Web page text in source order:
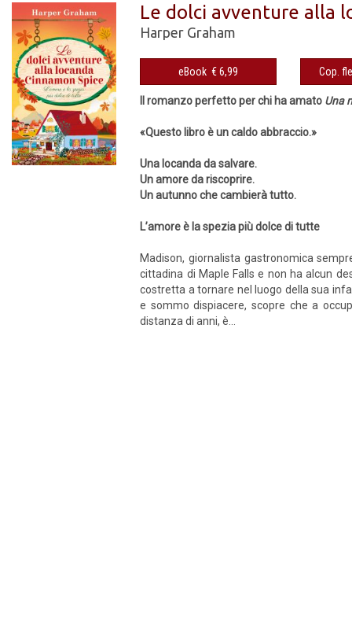
Le dolci avventure alla
Harper Graham
eBook € 6,99
Il romanzo perfetto per chi ha amato Una
«Questo libro è un caldo abbraccio.»
Una locanda da salvare.
Un amore da riscoprire.
Un autunno che cambierà tutto.
L’amore è la spezia più dolce di tutte
Madison, giornalista gastronomica
cittadina di Maple Falls e non ha alcun
costretta a tornare nel luogo della sua
e sommo dispiacere, scopre che a
distanza di anni, è...